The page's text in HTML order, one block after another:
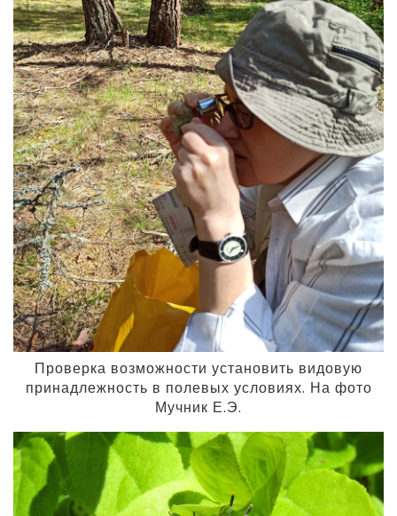
Проверка возможности установить видовую
принадлежность в полевых условиях. На фото
Мучник Е.Э.